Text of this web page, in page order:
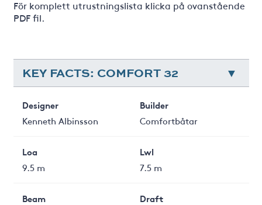
För komplett utrustningslista klicka på ovanstående
PDF fil.
KEY FACTS: COMFORT 32
Designer
Kenneth Albinsson
Builder
Comfortbåtar
Loa
9.5 m
Lwl
7.5 m
Beam
Draft